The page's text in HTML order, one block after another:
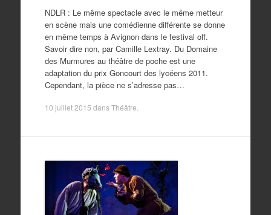
NDLR : Le même spectacle avec le même metteur
en scène mais une comédienne différente se donne
en même temps à Avignon dans le festival off.
Savoir dire non, par Camille Lextray. Du Domaine
des Murmures au théâtre de poche est une
adaptation du prix Goncourt des lycéens 2011.
Cependant, la pièce ne s’adresse pas…
10 juillet 2015 dansThéâtre